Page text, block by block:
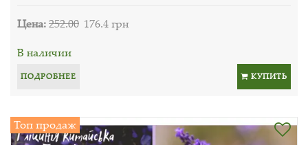
Цена:252.00 176.4 грн
В наличии
ПОДРОБНЕЕ КУПИТЬ
Топ продаж